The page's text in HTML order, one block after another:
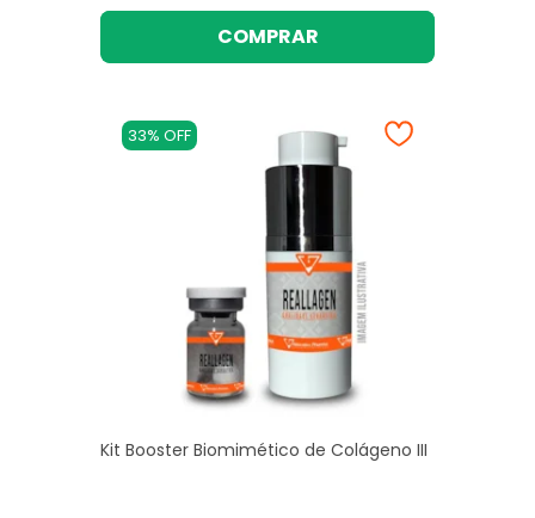
COMPRAR
33% OFF
Kit Booster Biomimético de Colágeno III